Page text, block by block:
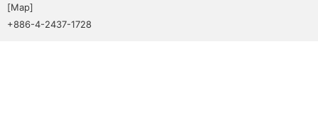
[Map]
+886-4-2437-1728